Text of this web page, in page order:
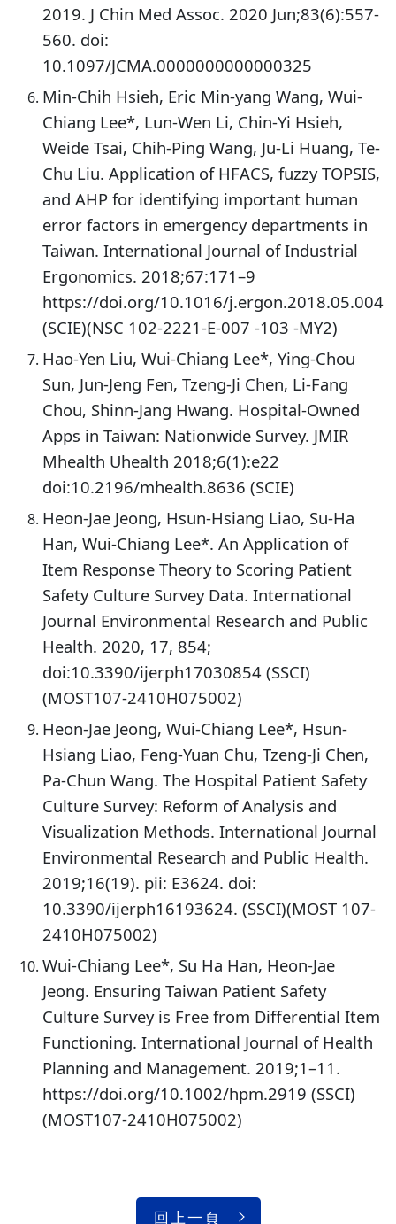
2019. J Chin Med Assoc. 2020 Jun;83(6):557-
560. doi:
10.1097/JCMA.0000000000000325
Min-Chih Hsieh, Eric Min-yang Wang, Wui-
Chiang Lee*, Lun-Wen Li, Chin-Yi Hsieh,
Weide Tsai, Chih-Ping Wang, Ju-Li Huang, Te-
Chu Liu. Application of HFACS, fuzzy TOPSIS,
and AHP for identifying important human
error factors in emergency departments in
Taiwan. International Journal of Industrial
Ergonomics. 2018;67:171–9
https://doi.org/10.1016/j.ergon.2018.05.004
(SCIE)(NSC 102-2221-E-007 -103 -MY2)
Hao-Yen Liu, Wui-Chiang Lee*, Ying-Chou
Sun, Jun-Jeng Fen, Tzeng-Ji Chen, Li-Fang
Chou, Shinn-Jang Hwang. Hospital-Owned
Apps in Taiwan: Nationwide Survey. JMIR
Mhealth Uhealth 2018;6(1):e22
doi:10.2196/mhealth.8636 (SCIE)
Heon-Jae Jeong, Hsun-Hsiang Liao, Su-Ha
Han, Wui-Chiang Lee*. An Application of
Item Response Theory to Scoring Patient
Safety Culture Survey Data. International
Journal Environmental Research and Public
Health. 2020, 17, 854;
doi:10.3390/ijerph17030854 (SSCI)
(MOST107-2410H075002)
Heon-Jae Jeong, Wui-Chiang Lee*, Hsun-
Hsiang Liao, Feng-Yuan Chu, Tzeng-Ji Chen,
Pa-Chun Wang. The Hospital Patient Safety
Culture Survey: Reform of Analysis and
Visualization Methods. International Journal
Environmental Research and Public Health.
2019;16(19). pii: E3624. doi:
10.3390/ijerph16193624. (SSCI)(MOST 107-
2410H075002)
Wui-Chiang Lee*, Su Ha Han, Heon-Jae
Jeong. Ensuring Taiwan Patient Safety
Culture Survey is Free from Differential Item
Functioning. International Journal of Health
Planning and Management. 2019;1–11.
https://doi.org/10.1002/hpm.2919 (SSCI)
(MOST107-2410H075002)
回上一頁